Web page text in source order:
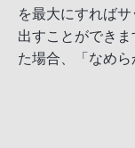
を最大にすれば
出すことができ
た場合、「なめら